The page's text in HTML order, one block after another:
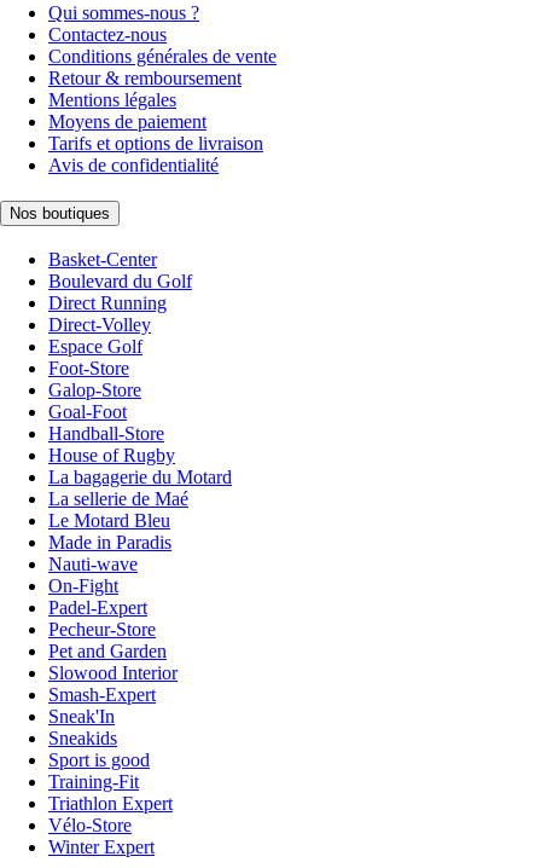
Qui sommes-nous ?
Contactez-nous
Conditions générales de vente
Retour & remboursement
Mentions légales
Moyens de paiement
Tarifs et options de livraison
Avis de confidentialité
Nos boutiques
Basket-Center
Boulevard du Golf
Direct Running
Direct-Volley
Espace Golf
Foot-Store
Galop-Store
Goal-Foot
Handball-Store
House of Rugby
La bagagerie du Motard
La sellerie de Maé
Le Motard Bleu
Made in Paradis
Nauti-wave
On-Fight
Padel-Expert
Pecheur-Store
Pet and Garden
Slowood Interior
Smash-Expert
Sneak'In
Sneakids
Sport is good
Training-Fit
Triathlon Expert
Vélo-Store
Winter Expert